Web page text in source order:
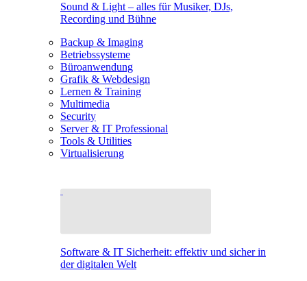
Sound & Light – alles für Musiker, DJs,
Recording und Bühne
Backup & Imaging
Betriebssysteme
Büroanwendung
Grafik & Webdesign
Lernen & Training
Multimedia
Security
Server & IT Professional
Tools & Utilities
Virtualisierung
Software & IT Sicherheit: effektiv und sicher in
der digitalen Welt